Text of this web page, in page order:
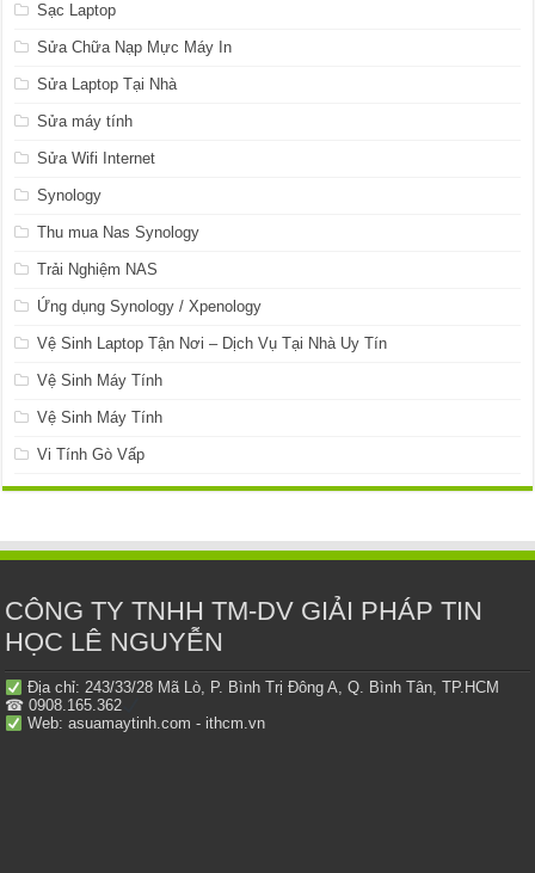
Sạc Laptop
Sửa Chữa Nạp Mực Máy In
Sửa Laptop Tại Nhà
Sửa máy tính
Sửa Wifi Internet
Synology
Thu mua Nas Synology
Trải Nghiệm NAS
Ứng dụng Synology / Xpenology
Vệ Sinh Laptop Tận Nơi – Dịch Vụ Tại Nhà Uy Tín
Vệ Sinh Máy Tính
Vệ Sinh Máy Tính
Vi Tính Gò Vấp
CÔNG TY TNHH TM-DV GIẢI PHÁP TIN
HỌC LÊ NGUYỄN
Địa chỉ: 243/33/28 Mã Lò, P. Bình Trị Đông A, Q. Bình Tân, TP.HCM
☎ 0908.165.362
Web: asuamaytinh.com - ithcm.vn